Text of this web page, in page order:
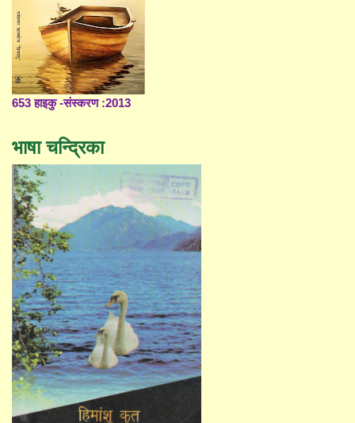
653 हाइकु -संस्करण :2013
भाषा चन्द्रिका